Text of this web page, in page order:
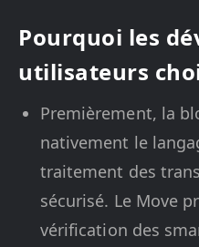
Pourquoi les
utilisateurs
Premièrement, la
nativement le
traitement des
sécurisé. Le Move
vérification des